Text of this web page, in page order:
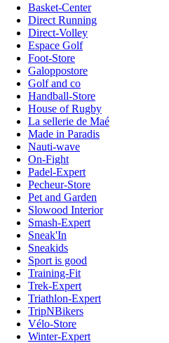
Basket-Center
Direct Running
Direct-Volley
Espace Golf
Foot-Store
Galoppostore
Golf and co
Handball-Store
House of Rugby
La sellerie de Maé
Made in Paradis
Nauti-wave
On-Fight
Padel-Expert
Pecheur-Store
Pet and Garden
Slowood Interior
Smash-Expert
Sneak'In
Sneakids
Sport is good
Training-Fit
Trek-Expert
Triathlon-Expert
TripNBikers
Vélo-Store
Winter-Expert